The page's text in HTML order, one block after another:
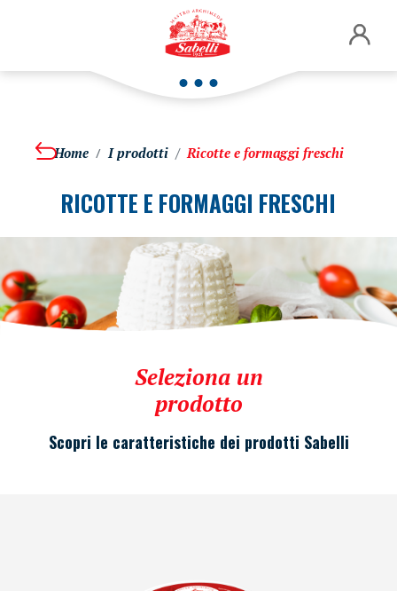
Home I prodotti Ricotte e formaggi freschi
RICOTTE E FORMAGGI FRESCHI
Seleziona un
prodotto
Scopri le caratteristiche dei prodotti Sabelli